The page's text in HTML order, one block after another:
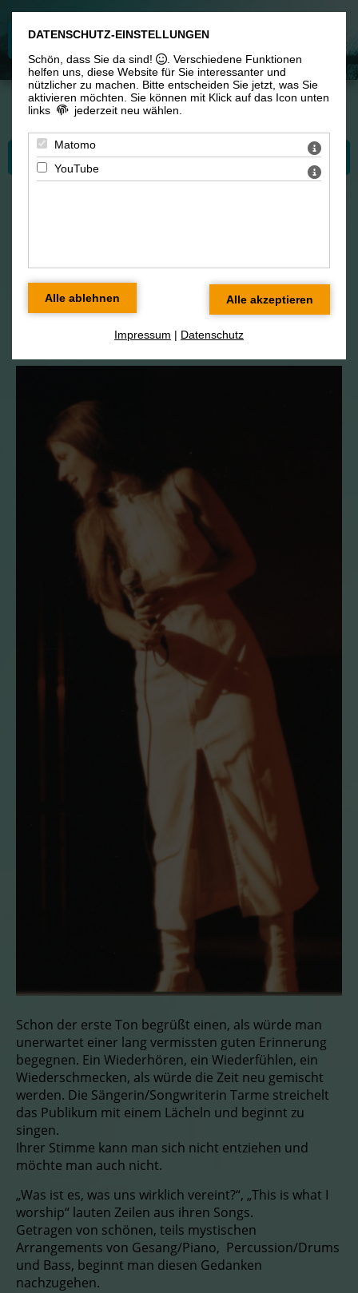
Sie sind hier: Konzertangebote > Konzert: „Wenn die Seele mit dem Herzen tanzt“
Bitte wählen Sie...
Songs, poetische Lieder, Gospel
bis Chansons
Schon der erste Ton begrüßt einen, als würde man
unerwartet einer lang vermissten guten Erinnerung
begegnen. Ein Wiederhören, ein Wiederfühlen, ein
Wiederschmecken, als würde die Zeit neu gemischt
werden. Die Sängerin/Songwriterin Tarme streichelt
das Publikum mit einem Lächeln und beginnt zu
singen.
Ihrer Stimme kann man sich nicht entziehen und
möchte man auch nicht.
„Was ist es, was uns wirklich vereint?“, „This is what I
worship“ lauten Zeilen aus ihren Songs.
Getragen von schönen, teils mystischen
Arrangements von Gesang/Piano, Percussion/Drums
und Bass, beginnt man diesen Gedanken
nachzugehen.
DATENSCHUTZ-EINSTELLUNGEN
Schön, dass Sie da sind!
. Verschiedene Funktionen
helfen uns, diese Website für Sie interessanter und
nützlicher zu machen.
Bitte entscheiden Sie jetzt, was Sie
aktivieren möchten. Sie können mit Klick auf das Icon unten
links
jederzeit neu wählen.
Matomo
YouTube
Impressum | Datenschutz